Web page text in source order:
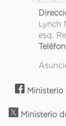
Lynch
esq.
Ministerio
Ministerio